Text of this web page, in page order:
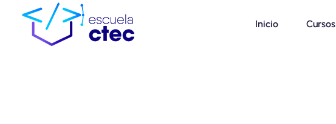
Inicio Cursos